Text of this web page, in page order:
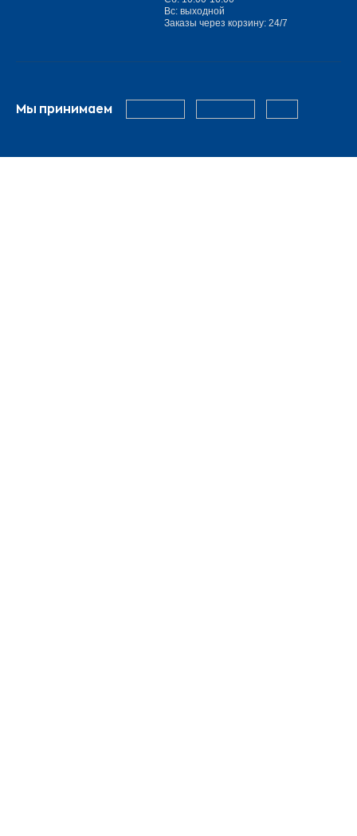
Вс: выходной
Заказы через корзину: 24/7
Мы принимаем